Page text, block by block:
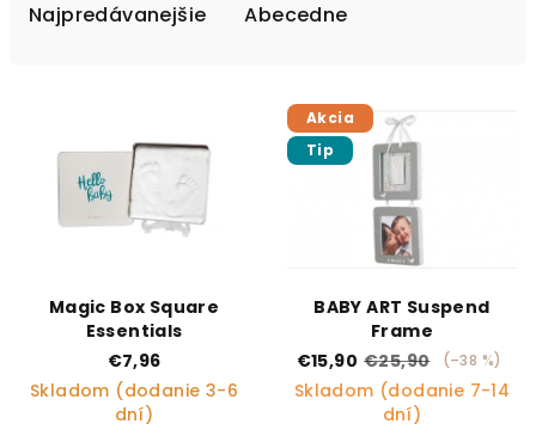
Najpredávanejšie Abecedne
Magic Box Square
Essentials
€7,96
Skladom (dodanie 3-6
dní)
Akcia
Tip
BABY ART Suspend
Frame
€15,90 €25,90 (–38 %)
Skladom (dodanie 7-14
dní)